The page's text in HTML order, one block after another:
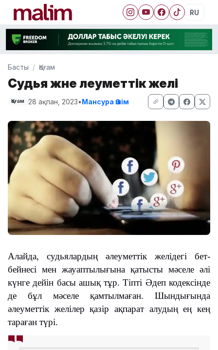
RU
Басты Қоғам
Судья және әлеуметтік желі
Қоғам 28 ақпан, 2023•Мансура Әшім
Алайда, судьялардың әлеуметтік желідегі бет-
бейнесі мен жауаптылығына қатысты мәселе әлі
күнге дейін басы ашық тұр. Тіпті Әдеп кодексінде
де бұл мәселе қамтылмаған. Шындығында
әлеуметтік желілер қазір ақпарат алудың ең кең
тараған түрі.